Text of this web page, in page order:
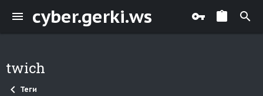
cyber.gerki.ws
twich
Теги